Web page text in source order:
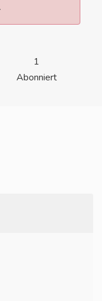
1
Abonniert